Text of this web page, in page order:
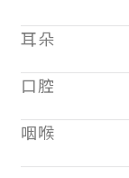
耳朵
口腔
咽喉